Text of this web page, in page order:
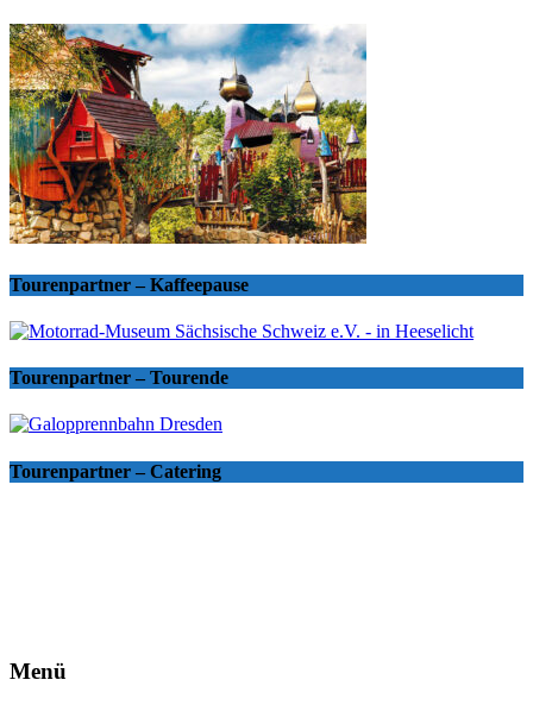
Tourenpartner – Kaffeepause
Tourenpartner – Tourende
Tourenpartner – Catering
Menü